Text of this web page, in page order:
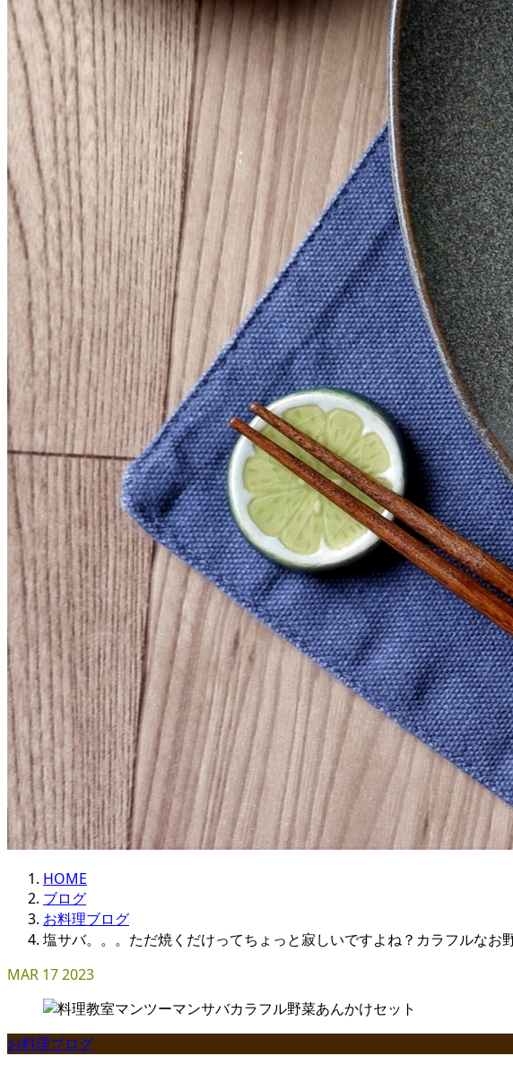
HOME
ブログ
お料理ブログ
塩サバ。。。ただ焼くだけってちょっと寂しいですよね？カラフルなお
MAR 172023
お料理ブログ